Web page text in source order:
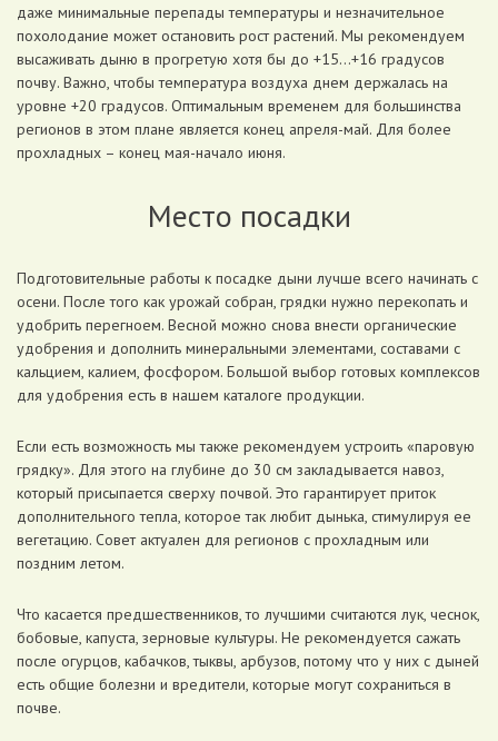
даже минимальные перепады температуры и незначительное
похолодание может остановить рост растений. Мы рекомендуем
высаживать дыню в прогретую хотя бы до +15…+16 градусов
почву. Важно, чтобы температура воздуха днем держалась на
уровне +20 градусов. Оптимальным временем для большинства
регионов в этом плане является конец апреля-май. Для более
прохладных – конец мая-начало июня.
Место посадки
Подготовительные работы к посадке дыни лучше всего начинать с
осени. После того как урожай собран, грядки нужно перекопать и
удобрить перегноем. Весной можно снова внести органические
удобрения и дополнить минеральными элементами, составами с
кальцием, калием, фосфором. Большой выбор готовых комплексов
для удобрения есть в нашем каталоге продукции.
Если есть возможность мы также рекомендуем устроить «паровую
грядку». Для этого на глубине до 30 см закладывается навоз,
который присыпается сверху почвой. Это гарантирует приток
дополнительного тепла, которое так любит дынька, стимулируя ее
вегетацию. Совет актуален для регионов с прохладным или
поздним летом.
Что касается предшественников, то лучшими считаются лук, чеснок,
бобовые, капуста, зерновые культуры. Не рекомендуется сажать
после огурцов, кабачков, тыквы, арбузов, потому что у них с дыней
есть общие болезни и вредители, которые могут сохраниться в
почве.